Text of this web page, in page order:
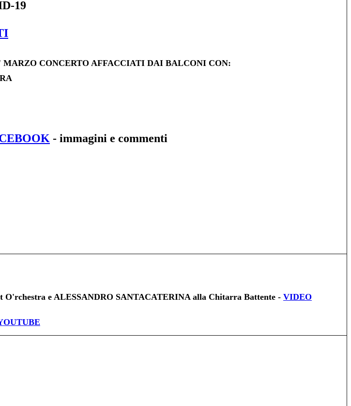
19
CONCERTO AFFACCIATI DAI BALCONI CON:
- immagini e commenti
e ALESSANDRO SANTACATERINA alla Chitarra Battente - VIDEO